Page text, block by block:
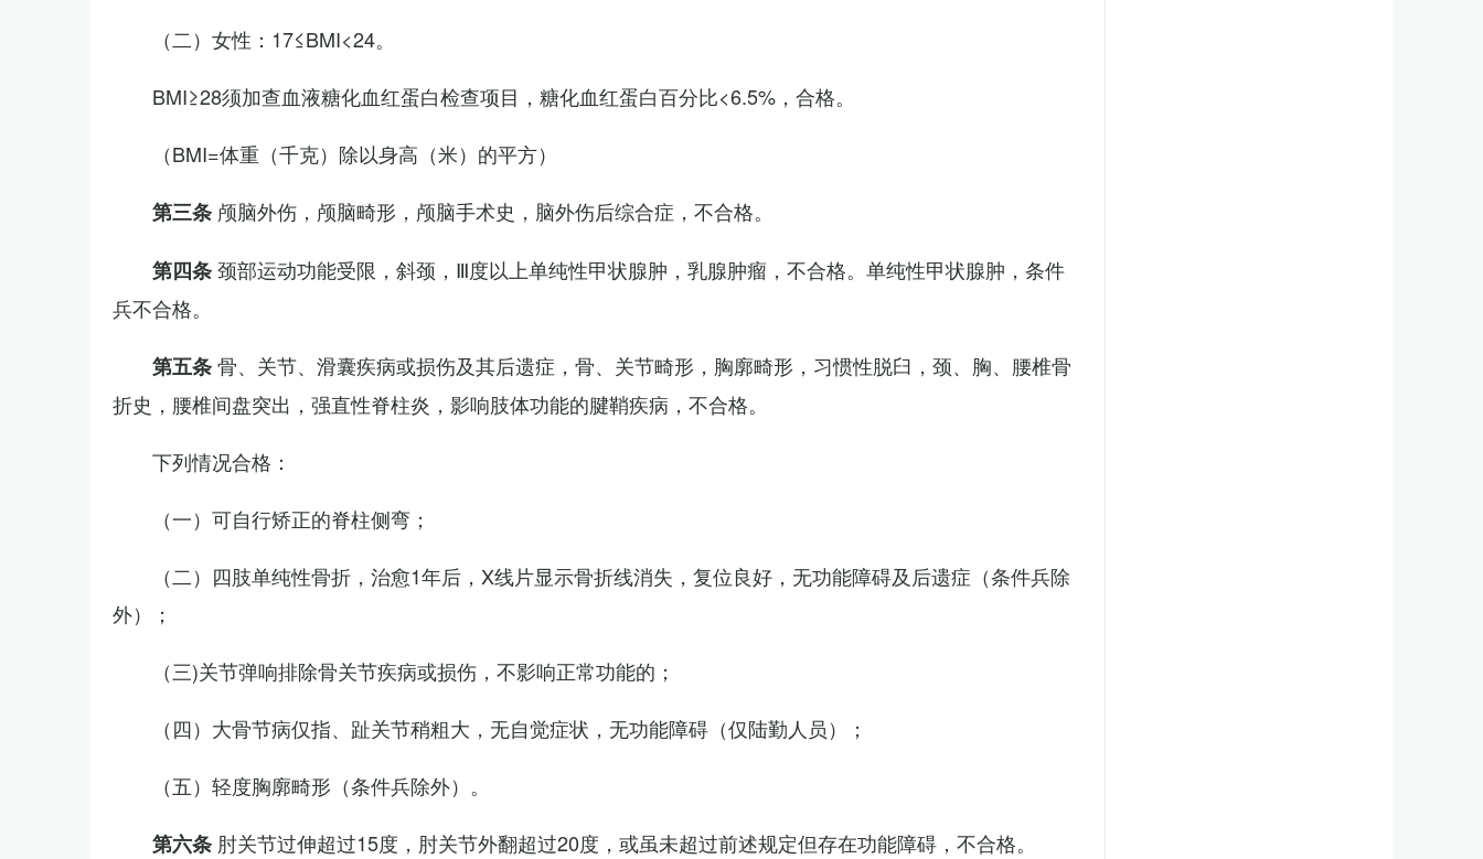
（二）女性：17≤BMI<24。
BMI≥28须加查血液糖化血红蛋白检查项目，糖化血红蛋白百分比<6.5%，合格。
（BMI=体重（千克）除以身高（米）的平方）
第三条 颅脑外伤，颅脑畸形，颅脑手术史，脑外伤后综合症，不合格。
第四条颈部运动功能受限，斜颈，Ⅲ度以上单纯性甲状腺肿，乳腺肿瘤，不合格。单纯性甲状腺肿，条件
兵不合格。
第五条骨、关节、滑囊疾病或损伤及其后遗症，骨、关节畸形，胸廓畸形，习惯性脱臼，颈、胸、腰椎骨
折史，腰椎间盘突出，强直性脊柱炎，影响肢体功能的腱鞘疾病，不合格。
下列情况合格：
（一）可自行矫正的脊柱侧弯；
（二）四肢单纯性骨折，治愈1年后，X线片显示骨折线消失，复位良好，无功能障碍及后遗症（条件兵除
外）；
（三)关节弹响排除骨关节疾病或损伤，不影响正常功能的；
（四）大骨节病仅指、趾关节稍粗大，无自觉症状，无功能障碍（仅陆勤人员）；
（五）轻度胸廓畸形（条件兵除外）。
第六条 肘关节过伸超过15度，肘关节外翻超过20度，或虽未超过前述规定但存在功能障碍，不合格。